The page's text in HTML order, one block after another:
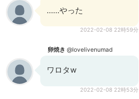
……やった
2022-02-08 22時59分
卵焼き @lovelivenumad
ワロタw
2022-02-08 22時53分